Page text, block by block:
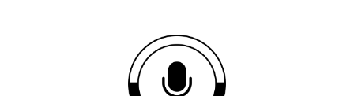
Jeg samtykker til at Norges Hytteforbund
behandler mine persondata ihht.
personvernerklæringen.